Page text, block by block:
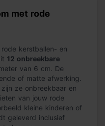
met rode
rode kerstballen- en
12 onbreekbare
van 6 cm. De
of matte afwerking.
ze onbreekbaar en
van jouw rode
kleine kinderen of
geleverd inclusief